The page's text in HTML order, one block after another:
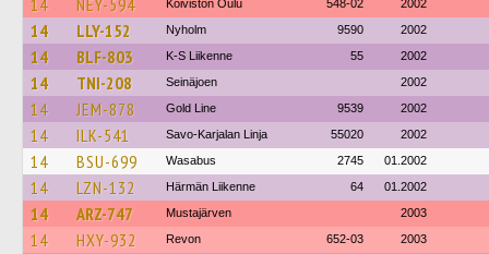
14 NEY-594 Koiviston Oulu 548-02 2002
14 LLY-152 Nyholm 9590 2002
14 BLF-803 K-S Liikenne 55 2002
14 TNI-208 Seinäjoen 2002
14 JEM-878 Gold Line 9539 2002
14 ILK-541 Savo-Karjalan Linja 55020 2002
14 BSU-699 Wasabus 2745 01.2002
14 LZN-132 Härmän Liikenne 64 01.2002
14 ARZ-747 Mustajärven 2003
14 HXY-932 Revon 652-03 2003